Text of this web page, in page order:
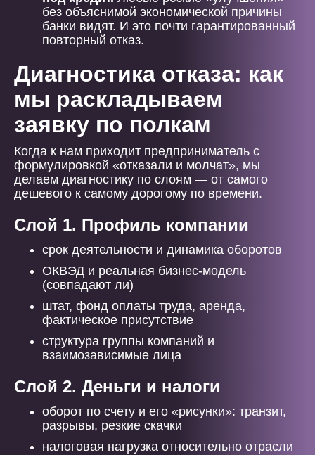
без объяснимой экономической причины
банки видят. И это почти гарантированный
повторный отказ.
Диагностика отказа: как
мы раскладываем
заявку по полкам
Когда к нам приходит предприниматель с
формулировкой «отказали и молчат», мы
делаем диагностику по слоям — от самого
дешевого к самому дорогому по времени.
Слой 1. Профиль компании
срок деятельности и динамика оборотов
ОКВЭД и реальная бизнес-модель
(совпадают ли)
штат, фонд оплаты труда, аренда,
фактическое присутствие
структура группы компаний и
взаимозависимые лица
Слой 2. Деньги и налоги
оборот по счету и его «рисунки»: транзит,
разрывы, резкие скачки
налоговая нагрузка относительно отрасли